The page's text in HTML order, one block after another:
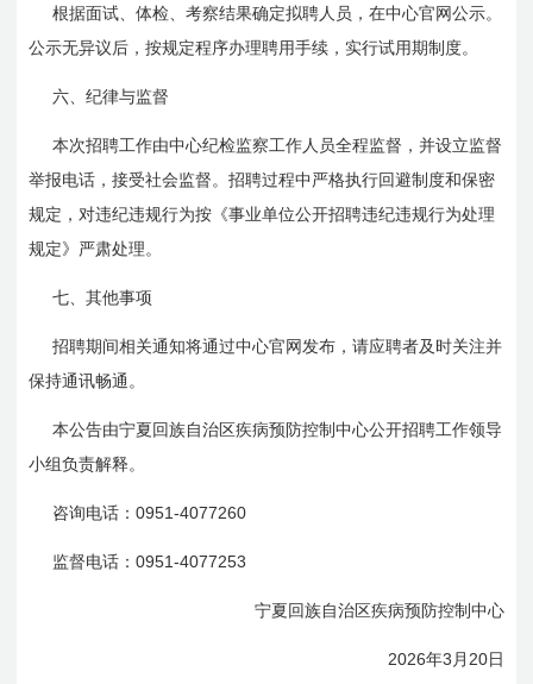
根据面试、体检、考察结果确定拟聘人员，在中心官网公示。
公示无异议后，按规定程序办理聘用手续，实行试用期制度。
六、纪律与监督
本次招聘工作由中心纪检监察工作人员全程监督，并设立监督
举报电话，接受社会监督。招聘过程中严格执行回避制度和保密
规定，对违纪违规行为按《事业单位公开招聘违纪违规行为处理
规定》严肃处理。
七、其他事项
招聘期间相关通知将通过中心官网发布，请应聘者及时关注并
保持通讯畅通。
本公告由宁夏回族自治区疾病预防控制中心公开招聘工作领导
小组负责解释。
咨询电话：0951-4077260
监督电话：0951-4077253
宁夏回族自治区疾病预防控制中心
2026年3 月 20日